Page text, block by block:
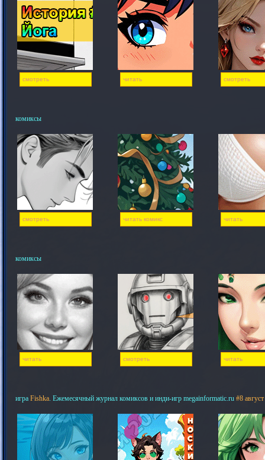
смотреть читать смотреть
комиксы
смотреть читать комикс читать
комиксы
читать смотреть читать
игра Fishka. Ежемесячный журнал комиксов и инди-игр megainformatic.ru #8